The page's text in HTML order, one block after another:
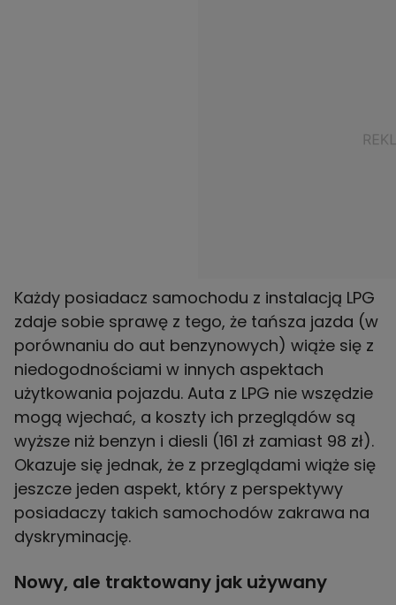
Każdy posiadacz samochodu z instalacją LPG
zdaje sobie sprawę z tego, że tańsza jazda (w
porównaniu do aut benzynowych) wiąże się z
niedogodnościami w innych aspektach
użytkowania pojazdu. Auta z LPG nie wszędzie
mogą wjechać, a koszty ich przeglądów są
wyższe niż benzyn i diesli (161 zł zamiast 98 zł).
Okazuje się jednak, że z przeglądami wiąże się
jeszcze jeden aspekt, który z perspektywy
posiadaczy takich samochodów zakrawa na
dyskryminację.
Nowy, ale traktowany jak używany